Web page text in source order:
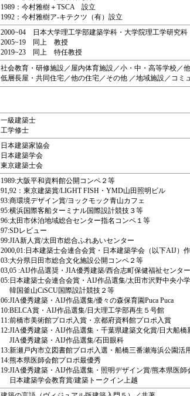
1989：今村雅樹＋TSCA 設立
1992：今村雅樹ア-キテクツ（有）設立
2000~04 日本大学理工学部建築学科・大学院理工学研究
2005~19 同上 教授
2019~23 同上 特任教授
社会教育・研修施設／屋内体育施設／小・中・高等学校／
低層長屋・共同住宅／他の住宅／その他 ／地域施設／コミ
一級建築士
工学修士
日本建築家協会
日本建築学会
東京建築士会
1989:大阪平和資料館公開コンペ２等
91,92：東京建築賞/LIGHT FISH・YMD山田照明ビル
93:商環境デザイン賞/ヨックモック青山カフェ
95:横浜国際客船ターミナル国際設計競技３等
96:太田市休泊地域総合センター指名コンペ１等
97:SDレビュー
99:JIA新人賞/太田市総合ふれあいセンター
2000,01:日本建築士会連合会賞・日本建築学会（以下AIJ）
03:大分県日田市総合文化施設公開コンペ２等
03,05 :AIJ作品選奨・JIA優秀建築/西合志町保健福祉センター
05:日本建築士会連合会賞・AIJ作品選集/太田市沢野中央小
韓国釜山CiSCU国際設計競技２等
06:JIA優秀建築・AIJ作品選集/優々の森保育園Puca Puca
10:BELCA賞・AIJ作品選集/日大理工学部再生５号館
11:前橋市美術館プロポ入賞・京都府資料館プロポ入賞
12:JIA優秀建築・AIJ作品選集・千葉県建築文化賞/日大船橋
JIA優秀建築・AIJ作品選集/石田眼科
13:新瀬戸内市立図書館プロポ入選・船橋三番瀬海浜公園活
14:熊本県医師会館プロポ最優秀
19:JIA優秀建築・AIJ作品選集・照明デザイン賞/熊本県医師
日本建築学会教育賞/建築トークイン上越